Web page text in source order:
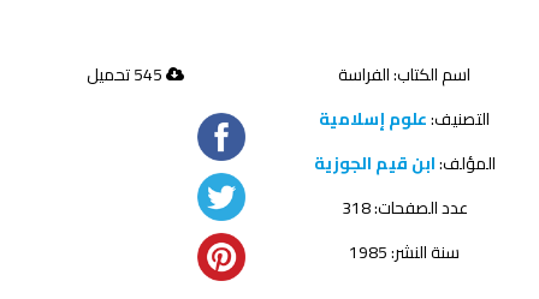
اسم الكتاب: الفراسة
التصنيف:علوم إسلامية
المؤلف:ابن قيم الجوزية
عدد الصفحات: 318
سنة النشر: 1985